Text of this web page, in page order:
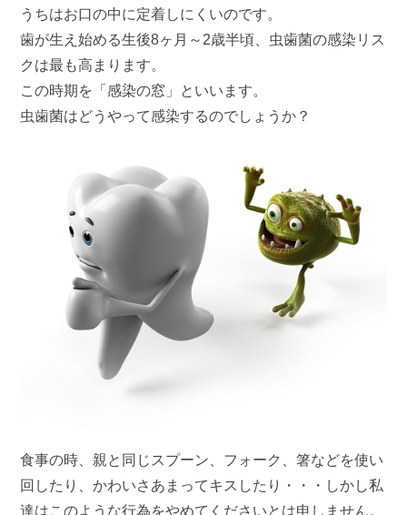
うちはお口の中に定着しにくいのです。
歯が生え始める生後8ヶ月～2歳半頃、虫歯菌の感染リス
クは最も高まります。
この時期を「感染の窓」といいます。
虫歯菌はどうやって感染するのでしょうか？
食事の時、親と同じスプーン、フォーク、箸などを使い
回したり、かわいさあまってキスしたり・・・しかし私
達はこのような行為をやめてくださいとは申しません。